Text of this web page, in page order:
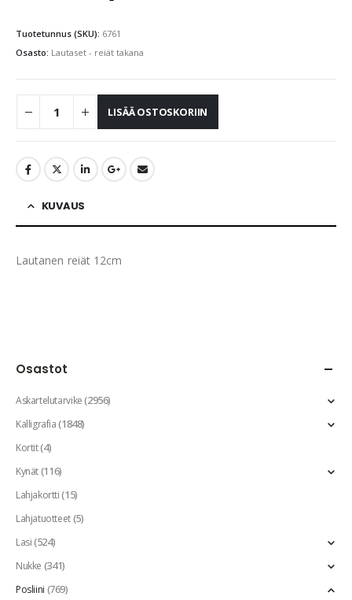
Tuotetunnus (SKU): 6761
Osasto: Lautaset - reiät takana
LISÄÄ OSTOSKORIIN
KUVAUS
Lautanen reiät 12cm
Osastot
Askartelutarvike(2956)
Kalligrafia(1848)
Kortit(4)
Kynät(116)
Lahjakortti(15)
Lahjatuotteet(5)
Lasi(524)
Nukke (341)
Posliini (769)